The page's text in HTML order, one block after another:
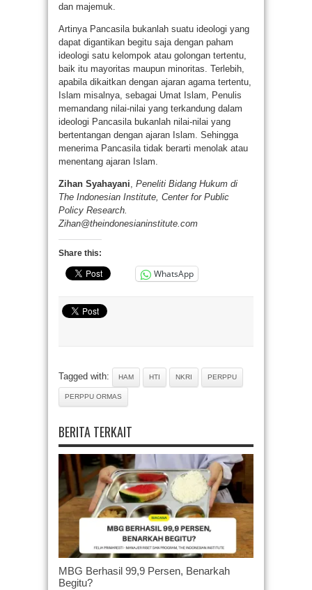
dan majemuk.
Artinya Pancasila bukanlah suatu ideologi yang
dapat digantikan begitu saja dengan paham
ideologi satu kelompok atau golongan tertentu,
baik itu mayoritas maupun minoritas. Terlebih,
apabila dikaitkan dengan ajaran agama tertentu,
Islam misalnya, sebagai Umat Islam, Penulis
memandang nilai-nilai yang terkandung dalam
ideologi Pancasila bukanlah nilai-nilai yang
bertentangan dengan ajaran Islam. Sehingga
menerima Pancasila tidak berarti menolak atau
menentang ajaran Islam.
Zihan Syahayani, Peneliti Bidang Hukum di
The Indonesian Institute, Center for Public
Policy Research.
Zihan@theindonesianinstitute.com
Share this:
WhatsApp
Tagged with: HAM HTI NKRI PERPPU
PERPPU ORMAS
BERITA TERKAIT
MBG Berhasil 99,9 Persen, Benarkah
Begitu?